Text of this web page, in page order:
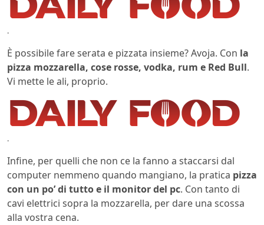
.
È possibile fare serata e pizzata insieme? Avoja. Con la
pizza mozzarella, cose rosse, vodka, rum e Red Bull.
Vi mette le ali, proprio.
.
Infine, per quelli che non ce la fanno a staccarsi dal
computer nemmeno quando mangiano, la pratica pizza
con un po’ di tutto e il monitor del pc. Con tanto di
cavi elettrici sopra la mozzarella, per dare una scossa
alla vostra cena.